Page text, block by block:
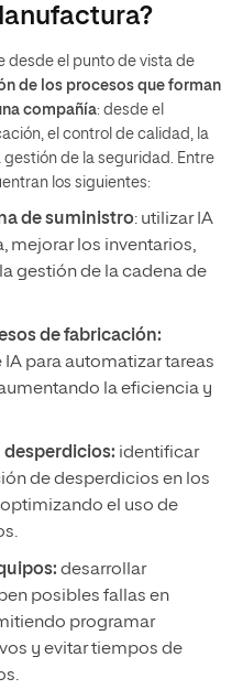
desde el punto de vista de
de los procesos que forman
compañía: desde el
el control de calidad, la
de la seguridad. Entre
los siguientes:
de suministro: utilizar IA
mejorar los inventarios,
gestión de la cadena de
de fabricación:
para automatizar tareas
la eficiencia y
desperdicios: identificar
de desperdicios en los
el uso de
desarrollar
posibles fallas en
programar
y evitar tiempos de